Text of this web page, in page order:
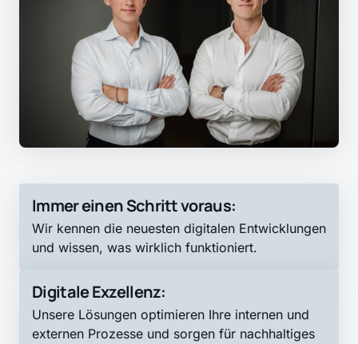
Immer einen Schritt voraus:
Wir kennen die neuesten digitalen Entwicklungen
und wissen, was wirklich funktioniert.
Digitale Exzellenz:
Unsere Lösungen optimieren Ihre internen und
externen Prozesse und sorgen für nachhaltiges